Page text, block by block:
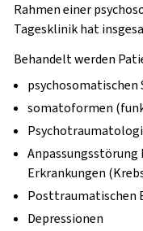
Rahmen einer
Tagesklinik hat
Behandelt werden
psychosomatischen
somatoformen
Erkrankungen
Posttraumatischen
Depressionen